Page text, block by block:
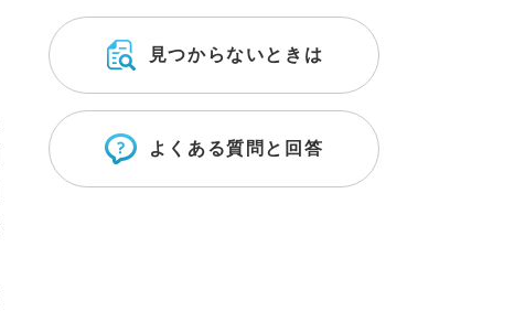
見つからないときは
よくある質問と回答